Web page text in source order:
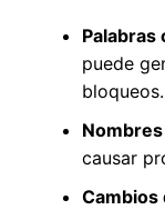
Palabras
puede
bloqueos.
causar
Cambios